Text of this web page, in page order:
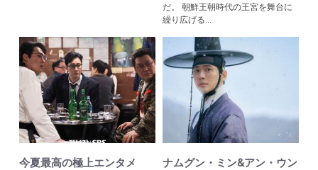
だ。 朝鮮王朝時代の王宮を舞台に
繰り広げる...
今夏最高の極上エンタメ
ナムグン・ミン&アン・ウン